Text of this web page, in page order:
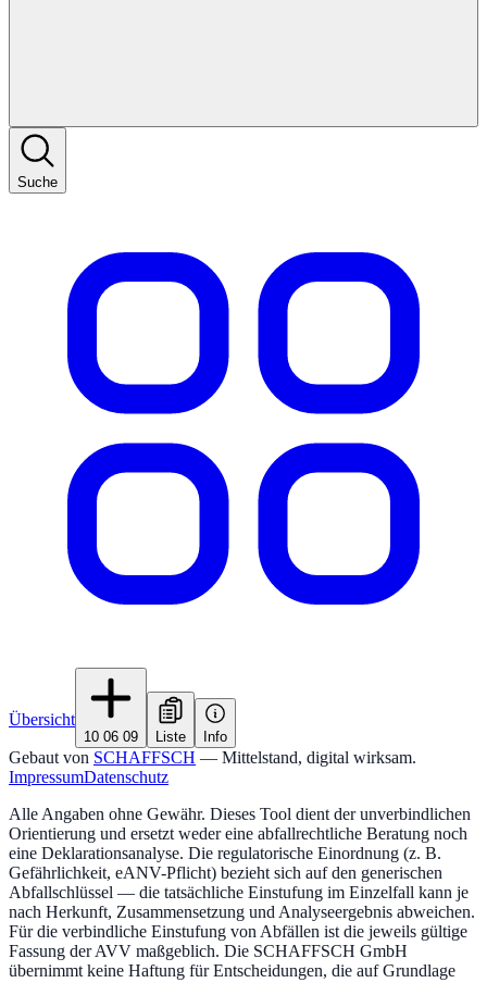
Suche
Übersicht
10 06 09 Liste Info
Gebaut von SCHAFFSCH — Mittelstand, digital wirksam.
ImpressumDatenschutz
Alle Angaben ohne Gewähr. Dieses Tool dient der unverbindlichen
Orientierung und ersetzt weder eine abfallrechtliche Beratung noch
eine Deklarationsanalyse. Die regulatorische Einordnung (z. B.
Gefährlichkeit, eANV-Pflicht) bezieht sich auf den generischen
Abfallschlüssel — die tatsächliche Einstufung im Einzelfall kann je
nach Herkunft, Zusammensetzung und Analyseergebnis abweichen.
Für die verbindliche Einstufung von Abfällen ist die jeweils gültige
Fassung der AVV maßgeblich. Die SCHAFFSCH GmbH
übernimmt keine Haftung für Entscheidungen, die auf Grundlage